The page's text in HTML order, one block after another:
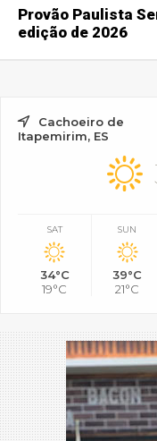
Provão Paulista
edição de 2026
Cachoeiro de
Itapemirim, ES
SAT
34°C
19°C
SUN
39°C
21°C